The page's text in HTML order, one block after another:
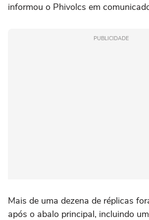
informou o Phivolcs em
PUBLICIDADE
Mais de uma dezena de réplicas
após o abalo principal, incluindo